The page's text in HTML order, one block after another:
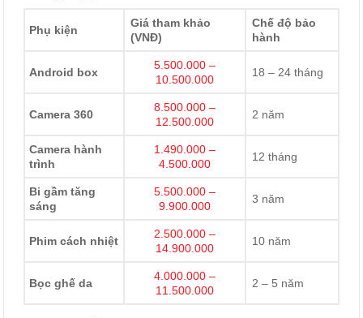
Phụ kiện
Giá tham khảo
(VNĐ)
Chế độ bảo
hành
Android box
5.500.000 –
10.500.000
18 – 24 tháng
Camera 360
8.500.000 –
12.500.000
2 năm
Camera hành
trình
1.490.000 –
4.500.000
12 tháng
Bi gầm tăng
sáng
5.500.000 –
9.900.000
3 năm
Phim cách nhiệt
2.500.000 –
14.900.000
10 năm
Bọc ghế da
4.000.000 –
11.500.000
2 – 5 năm